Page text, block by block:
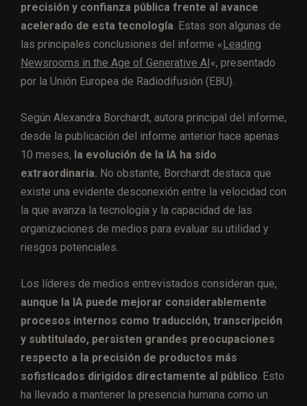
precisión y confianza pública frente al avance
acelerado de esta tecnología. Estas son algunas de
las principales conclusiones del informe « Leading
Newsrooms in the Age of Generative AI «, presentado
por la Unión Europea de Radiodifusión (EBU).
Según Alexandra Borchardt, autora principal del informe,
desde la publicación del informe anterior hace apenas
10 meses, la evolución de la IA ha sido
extraordinaria. No obstante, Borchardt destaca que
existe una evidente desconexión entre la velocidad con
la que avanza la tecnología y la capacidad de las
organizaciones de medios para evaluar su utilidad y
riesgos potenciales.
Los líderes de medios entrevistados consideran que,
aunque la IA puede mejorar considerablemente
procesos internos como traducción, transcripción
y subtitulado, persisten grandes preocupaciones
respecto a la precisión de productos más
sofisticados dirigidos directamente al público. Esto
ha llevado a mantener la presencia humana como un